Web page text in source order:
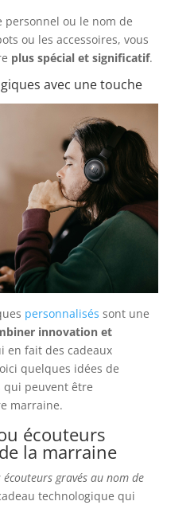
personnel ou le nom de
ou les accessoires, vous
plus spécial et significatif.
avec une touche
personnalisés sont une
innovation et
en fait des cadeaux
quelques idées de
qui peuvent être
marraine.
écouteurs
la marraine
gravés au nom de
technologique qui